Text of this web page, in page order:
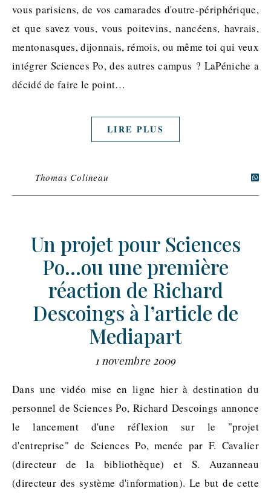
vous parisiens, de vos camarades d'outre-périphérique,
et que savez vous, vous poitevins, nancéens, havrais,
mentonasques, dijonnais, rémois, ou même toi qui veux
intégrer Sciences Po, des autres campus ? LaPéniche a
décidé de faire le point…
LIRE PLUS
Thomas Colineau
Un projet pour Sciences
Po…ou une première
réaction de Richard
Descoings à l’article de
Mediapart
1 novembre 2009
Dans une vidéo mise en ligne hier à destination du
personnel de Sciences Po, Richard Descoings annonce
le lancement d'une réflexion sur le "projet
d'entreprise" de Sciences Po, menée par F. Cavalier
(directeur de la bibliothèque) et S. Auzanneau
(directeur des système d'information). Le but de cette